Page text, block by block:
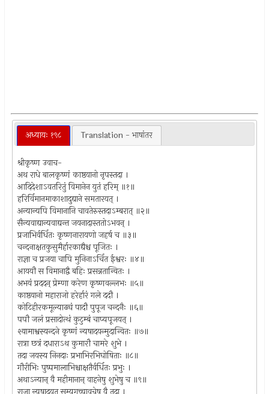
अध्यायः १९८ Translation - भाषांतर
श्रीकृष्ण उवाच-
अथ राधे बालकृष्णं काष्ठयानो नृपस्तदा ।
आदिदेशाऽवतरितुं विमानेन युतं हरिम् ॥१॥
हरिर्विमानमाकाशादुद्याने समतारयत् ।
अन्यान्यपि विमानानि चावतेरुस्तदाऽम्बरात् ॥२॥
सैन्यवाद्यान्यवाद्यन्त जयनादास्ततोऽभवन् ।
प्रजाभिर्वर्धितः कृष्णनारायणो जहर्ष च ॥३॥
चन्दनाक्षतकुसुमैर्हारकाद्यैश्च पूजितः ।
राज्ञा च प्रजया चापि मुनिनाऽर्चित ईश्वरः ॥४॥
आययौ स विमानाद्वै बहिः प्रसन्नतान्वितः ।
अभयं प्रददन् प्रेम्णा करेण कृष्णवल्लभः ॥५॥
काष्ठयानो महाराजो हरेर्हारं गले ददौ ।
कोटिहीरकमूल्याढ्यं पादौ पुपूज चन्दनैः ॥६॥
पपौ जलं प्रसादोत्थं कुटुम्बं चाप्यपूजयत् ।
श्यामाश्वस्यन्दने कृष्णं न्यषादयन्मुदान्वितः ॥७॥
रात्रा छत्रं दधाराऽथ कुमारौ चामरे शुभे ।
तदा जयस्य निनदाः प्रभाभिरभिघोषिताः ॥८॥
गौरीभिः पुष्पमालाभिश्चाक्षतैर्वर्धितः प्रभुः ।
अथाऽन्यान् वै महीमानान् वाहनेषु शुभेषु च ॥९॥